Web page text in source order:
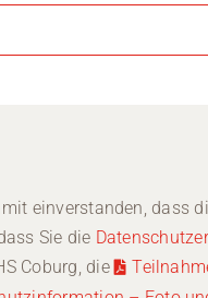
einverstanden, dass
Sie die
Coburg, die